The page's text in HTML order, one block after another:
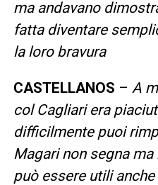
ma andavano
fatta diventare
la loro bravura
CASTELLANOS – A
col Cagliari era
difficilmente puoi
Magari non segna
può essere utili